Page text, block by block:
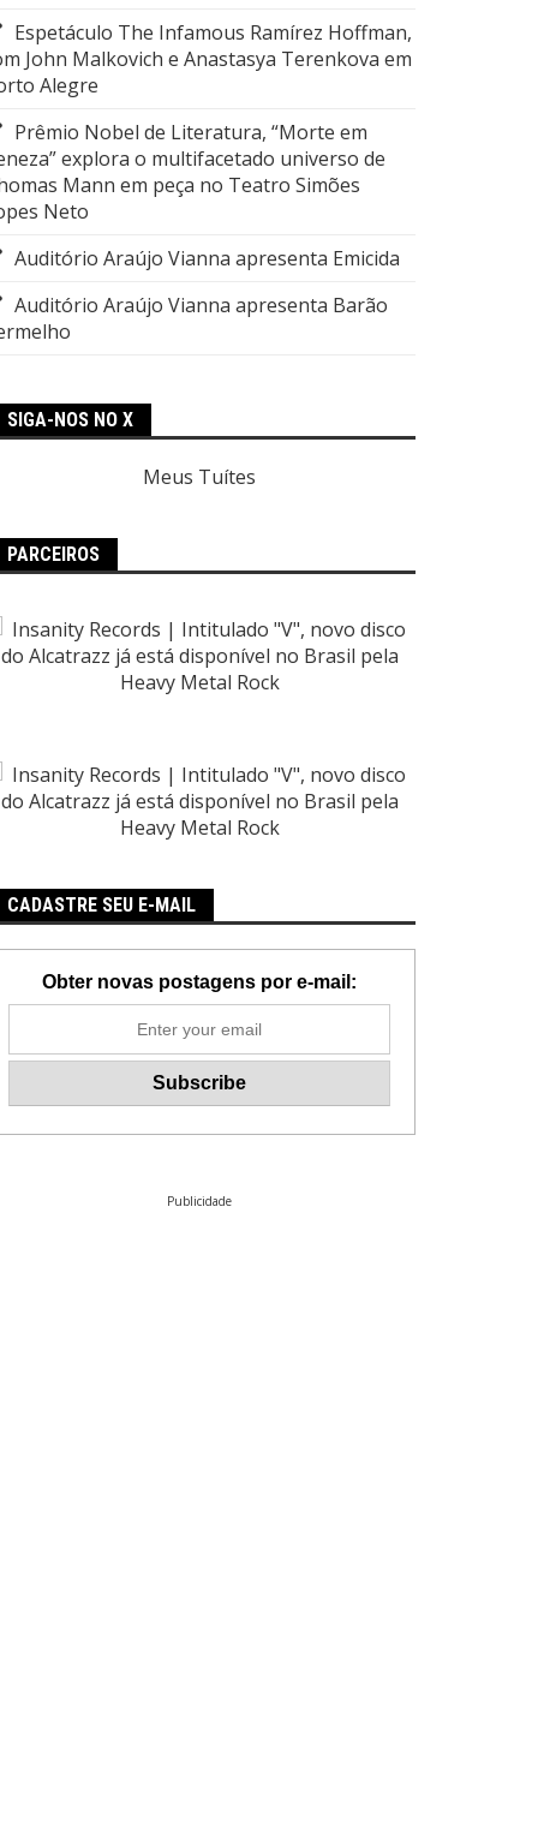
Espetáculo The Infamous Ramírez Hoffman,
John Malkovich e Anastasya Terenkova em
Alegre
Prêmio Nobel de Literatura, “Morte em
explora o multifacetado universo de
Mann em peça no Teatro Simões
Neto
Auditório Araújo Vianna apresenta Emicida
Auditório Araújo Vianna apresenta Barão
SIGA-NOS NO X
Meus Tuítes
PARCEIROS
CADASTRE SEU E-MAIL
Obter novas postagens por e-mail:
Publicidade